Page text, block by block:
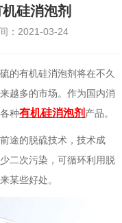
硅消泡剂
：2021-03-24
有机硅消泡剂将在不久
越多的市场。作为国内消
种有机硅消泡剂 产品。
途的脱硫技术，技术成
二次污染，可循环利用脱
某些好处。